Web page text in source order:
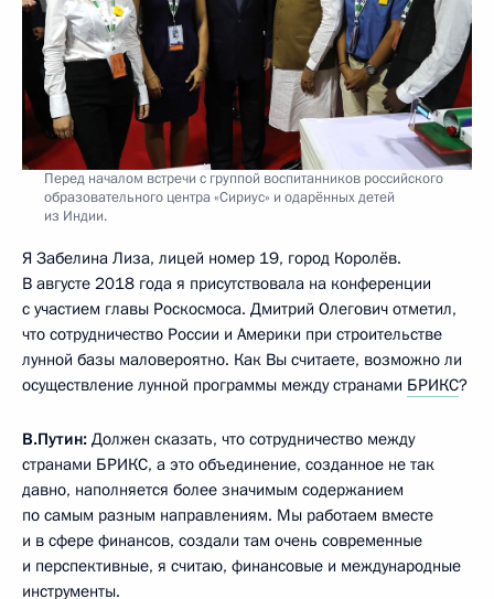
Перед началом встречи с группой воспитанников российского
образовательного центра «Сириус» и одарённых детей
из Индии.
Я Забелина Лиза, лицей номер 19, город Королёв.
В августе 2018 года я присутствовала на конференции
с участием главы Роскосмоса. Дмитрий Олегович отметил,
что сотрудничество России и Америки при строительстве
лунной базы маловероятно. Как Вы считаете, возможно ли
осуществление лунной программы между странами БРИКС?
В.Путин: Должен сказать, что сотрудничество между
странами БРИКС, а это объединение, созданное не так
давно, наполняется более значимым содержанием
по самым разным направлениям. Мы работаем вместе
и в сфере финансов, создали там очень современные
и перспективные, я считаю, финансовые и международные
инструменты.